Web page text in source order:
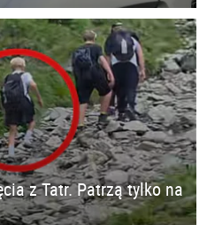
z Tatr. Patrzą tylko na